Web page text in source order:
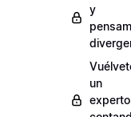
y
un
experto